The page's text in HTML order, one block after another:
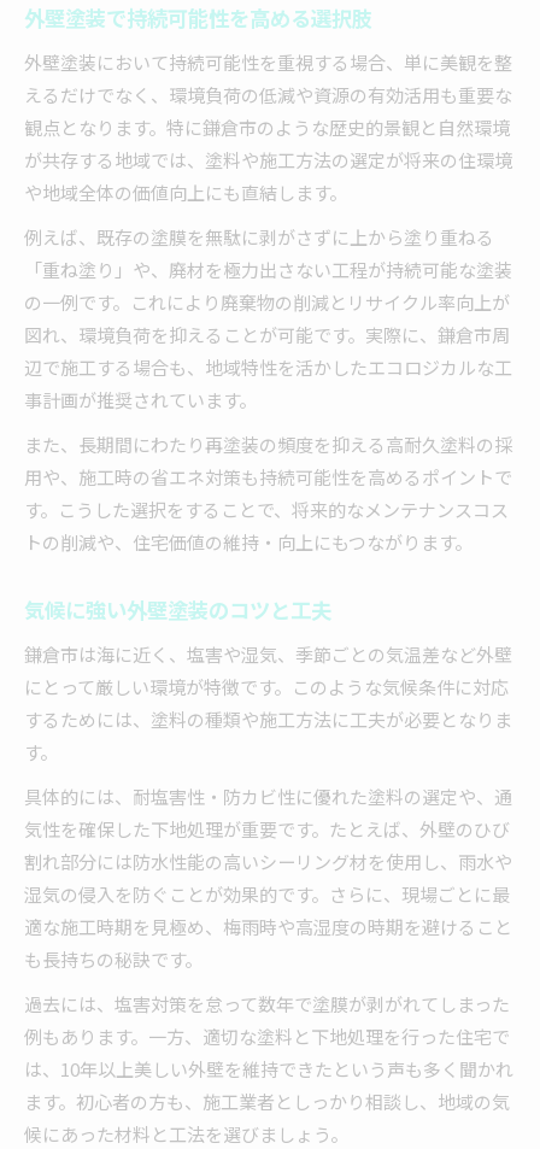
外壁塗装の施工基準と持続可能性の両立
外壁塗装で長持ちする住まいづくりのために
外壁塗装が住まいの耐久性を決める理由
外壁塗装と住環境の快適性向上について
外壁塗装後の定期点検で安心を得る方法
省エネ重視の外壁塗装計画を考えるタイミング
省エネを意識した外壁塗装は計画が重要
外壁塗装で夏も冬も快適な住まいを目指す
断熱効果を高める外壁塗装のポイント
外壁塗装と省エネ設備の相乗効果を解説
外壁塗装の省エネ化を実現するタイミング
高反射率塗料が可能にする快適生活へ
高反射率塗料で外壁塗装の効果を最大化
外壁塗装で実現する省エネと経済性アップ
高反射率塗料の外壁塗装で快適な住環境
実体験で語る外壁塗装の課題と対策
外壁塗装の最新動向と持続可能性の展望
現場で分かった外壁塗装の工夫と成果
持続可能な外壁塗装の実践的なポイント
外壁塗装で持続可能性を高める選択肢
外壁塗装において持続可能性を重視する場合、単に美観を整
えるだけでなく、環境負荷の低減や資源の有効活用も重要な
観点となります。特に鎌倉市のような歴史的景観と自然環境
が共存する地域では、塗料や施工方法の選定が将来の住環境
や地域全体の価値向上にも直結します。
例えば、既存の塗膜を無駄に剥がさずに上から塗り重ねる
「重ね塗り」や、廃材を極力出さない工程が持続可能な塗装
の一例です。これにより廃棄物の削減とリサイクル率向上が
図れ、環境負荷を抑えることが可能です。実際に、鎌倉市周
辺で施工する場合も、地域特性を活かしたエコロジカルな工
事計画が推奨されています。
また、長期間にわたり再塗装の頻度を抑える高耐久塗料の採
用や、施工時の省エネ対策も持続可能性を高めるポイントで
す。こうした選択をすることで、将来的なメンテナンスコス
トの削減や、住宅価値の維持・向上にもつながります。
気候に強い外壁塗装のコツと工夫
鎌倉市は海に近く、塩害や湿気、季節ごとの気温差など外壁
にとって厳しい環境が特徴です。このような気候条件に対応
するためには、塗料の種類や施工方法に工夫が必要となりま
す。
具体的には、耐塩害性・防カビ性に優れた塗料の選定や、通
気性を確保した下地処理が重要です。たとえば、外壁のひび
割れ部分には防水性能の高いシーリング材を使用し、雨水や
湿気の侵入を防ぐことが効果的です。さらに、現場ごとに最
適な施工時期を見極め、梅雨時や高湿度の時期を避けること
も長持ちの秘訣です。
過去には、塩害対策を怠って数年で塗膜が剥がれてしまった
例もあります。一方、適切な塗料と下地処理を行った住宅で
は、10年以上美しい外壁を維持できたという声も多く聞かれ
ます。初心者の方も、施工業者としっかり相談し、地域の気
候にあった材料と工法を選びましょう。